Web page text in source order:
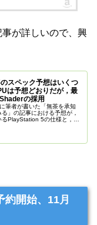
が詳しいので、興
スペック予想はいくつ
は予想どおりだが，最
の採用
筆者が書いた「無茶を承知
」の記事における予想が，
PlayStation 5の仕様と，ど
約開始、11月